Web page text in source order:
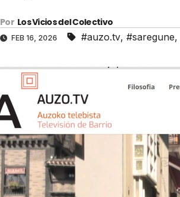
Por Los Vicios del Colectivo
FEB 16, 2026 #auzo.tv, #saregune,